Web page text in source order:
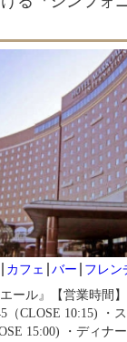
カフェ バー フレン
ール』【営業時間
CLOSE 10:15)
15:00) ・ディナ